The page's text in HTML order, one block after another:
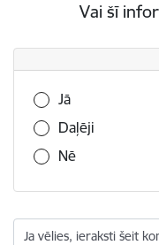
Vai šī
Vai šī informācija
Jā
Daļēji
Nē
Ja vēlies, ieraksti šeit